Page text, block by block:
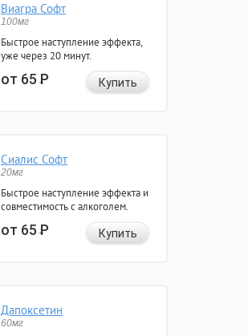
Виагра Софт
100мг
Быстрое наступление эффекта,
уже через 20 минут.
от 65Р Купить
Сиалис Софт
20мг
Быстрое наступление эффекта и
совместимость с алкоголем.
от 65Р Купить
Дапоксетин
60мг